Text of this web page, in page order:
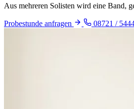
Aus mehreren Solisten wird eine Band,
Probestunde anfragen 08721 /